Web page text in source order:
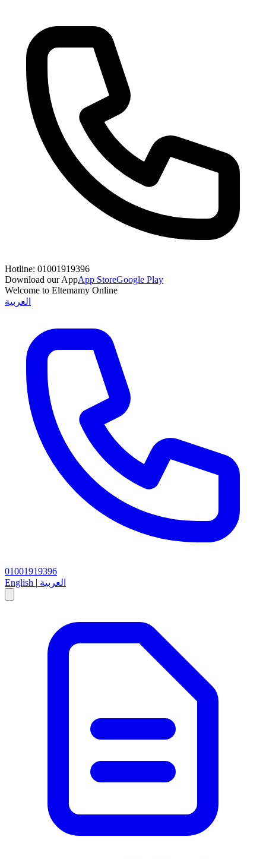
Hotline: 01001919396
Download our AppApp StoreGoogle Play
Welcome to Eltemamy Online
العربية
01001919396
English | العربية